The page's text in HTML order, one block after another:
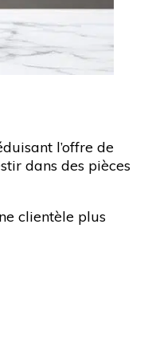
l’offre de
dans des pièces
clientèle plus